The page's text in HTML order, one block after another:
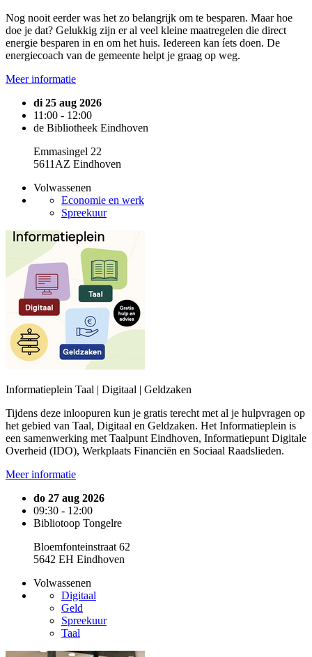
Nog nooit eerder was het zo belangrijk om te besparen. Maar hoe
doe je dat? Gelukkig zijn er al veel kleine maatregelen die direct
energie besparen in en om het huis. Iedereen kan íets doen. De
energiecoach van de gemeente helpt je graag op weg.
Meer informatie
di 25 aug 2026
11:00 - 12:00
de Bibliotheek Eindhoven
Emmasingel 22
5611AZ Eindhoven
Volwassenen
Economie en werk
Spreekuur
Informatieplein Taal | Digitaal | Geldzaken
Tijdens deze inloopuren kun je gratis terecht met al je hulpvragen op
het gebied van Taal, Digitaal en Geldzaken. Het Informatieplein is
een samenwerking met Taalpunt Eindhoven, Informatiepunt Digitale
Overheid (IDO), Werkplaats Financiën en Sociaal Raadslieden.
Meer informatie
do 27 aug 2026
09:30 - 12:00
Bibliotoop Tongelre
Bloemfonteinstraat 62
5642 EH Eindhoven
Volwassenen
Digitaal
Geld
Spreekuur
Taal